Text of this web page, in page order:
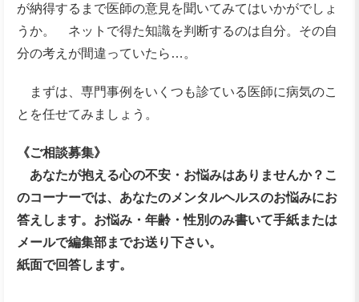
が納得するまで医師の意見を聞いてみてはいかがでしょ
うか。 ネットで得た知識を判断するのは自分。その自
分の考えが間違っていたら…。
まずは、専門事例をいくつも診ている医師に病気のこ
とを任せてみましょう。
《ご相談募集》
あなたが抱える心の不安・お悩みはありませんか？こ
のコーナーでは、あなたのメンタルヘルスのお悩みにお
答えします。お悩み・年齢・性別のみ書いて手紙または
メールで編集部までお送り下さい。
紙面で回答します。